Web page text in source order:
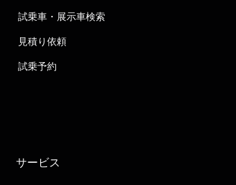
試乗車・展示車検索
見積り依頼
試乗予約
サービス